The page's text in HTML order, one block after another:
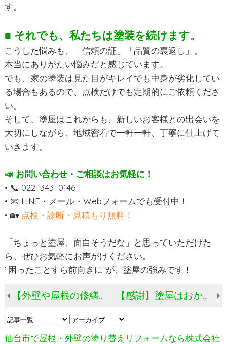
す。
■ それでも、私たちは塗装を続けます。
こうした悩みも、「信頼の証」「品質の裏返し」。
本当にありがたい悩みだと感じています。
でも、家の塗装は見た目がキレイでも中身が劣化してい
る場合もあるので、点検だけでも定期的にご依頼くださ
い。
そして、塗屋はこれからも、新しいお客様との出会いを
大切にしながら、地域密着で一軒一軒、丁寧に仕上げて
いきます。
📣 お問い合わせ・ご相談はお気軽に！
• 📞 022−343−0146
• 📧 LINE・メール・Webフォームでも受付中！
• 🏡 点検・診断・見積もり無料！
「ちょっと塗屋、面白そうだな」と思っていただけた
ら、ぜひお気軽にお声がけください。
“困ったことすら前向きに”が、塗屋の強みです！
【外壁や屋根の修繕でイライラしていませんか？】他社の対応に不満を感じたら、塗屋にご相談ください！ 【感謝】塗屋はおかげさまで創業17周年！地域に選ばれ続けた理由とは？
仙台市で屋根・外壁の塗り替えリフォームなら株式会社